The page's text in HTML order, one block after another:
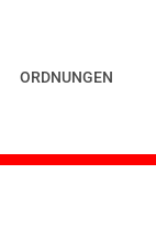
ORDNUNGEN